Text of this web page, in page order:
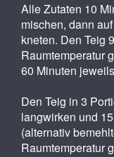
Alle Zutaten 10
mischen, dann
kneten. Den Teig
Raumtemperatur
60 Minuten
Den Teig in 3
langwirken und
(alternativ
Raumtemperatur